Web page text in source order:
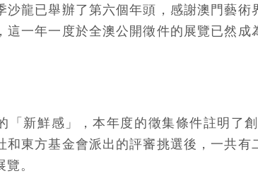
沙龍已舉辦了第六個年頭，感謝澳門藝術
這一年一度於全澳公開徵件的展覽已然成
「新鮮感」，本年度的徵集條件註明了
和東方基金會派出的評審挑選後，一共有
。